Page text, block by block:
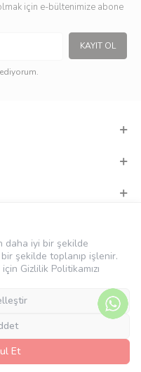
giderken yanınıza
kuru gıdalarınızı
uzun süre muhafazaya imkan
makyaj
malzemelerinizi taşımada ve
için e-bültenimize abone
KAYIT OL
daha iyi bir şekilde
şekilde toplanıp işlenir.
Gizlilik Politikamızı
Et